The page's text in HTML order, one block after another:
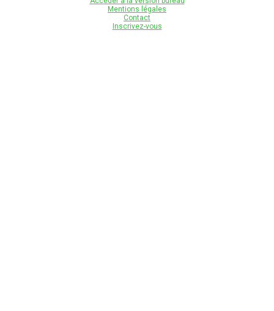
Mentions légales
Contact
Inscrivez-vous